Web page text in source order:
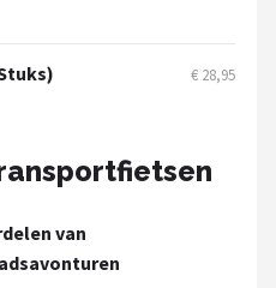
€ 28,95
van